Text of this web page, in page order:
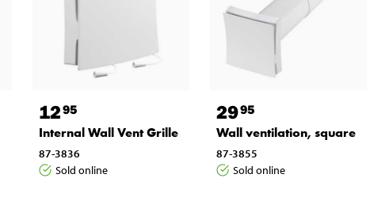
1295
Internal Wall Vent Grille
87-3836
Sold online
2995
Wall ventilation, square
87-3855
Sold online